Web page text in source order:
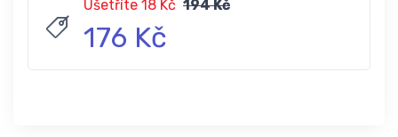
Ušetříte 18 Kč 194 Kč
176 Kč